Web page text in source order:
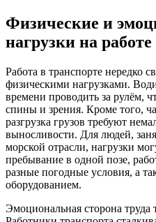
Физические и
нагрузки на работе
Работа в транспорте нередко
физическими нагрузками.
времени проводить за рулём,
спины и зрения. Кроме того,
разгрузка грузов требуют
выносливости. Для людей,
морской отрасли, нагрузки
пребывание в одной позе,
разные погодные условия, а
оборудованием.
Эмоциональная сторона труда